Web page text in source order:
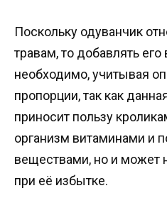
Поскольку одуванчик
травам, то добавлять
необходимо, учитывая
пропорции, так как
приносит пользу
организм витаминами и
веществами, но и может
при её избытке.